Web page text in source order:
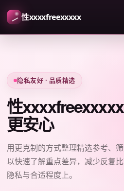
性xxxxfreexxxxx
隐私友好 · 品质精选
性
更安心
用更克制的方式整理精选参考、
以快速了解重点差异，减少反复
隐私与合适程度上。